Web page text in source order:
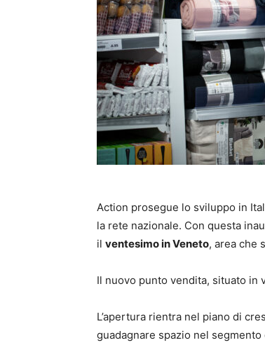
Action prosegue lo sviluppo in
la rete nazionale. Con questa
il ventesimo in Veneto, area che
Il nuovo punto vendita, situato in
L’apertura rientra nel piano di
guadagnare spazio nel segmento